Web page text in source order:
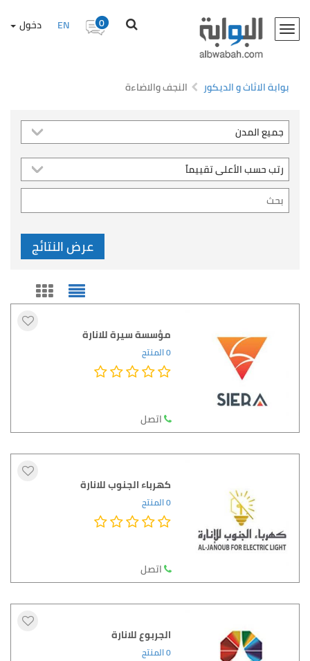
Toggle
navigation
0
EN دخول
بوابة الاثاث و الديكور النجف والاضاءة
عرض النتائج
مؤسسة سيرة للانارة
0 المنتج
اتصل
كهرباء الجنوب للانارة
0 المنتج
اتصل
الجربوع للانارة
0 المنتج